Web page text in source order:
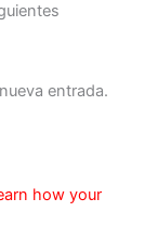
entrada.
how your